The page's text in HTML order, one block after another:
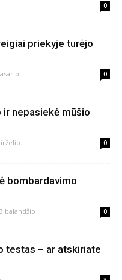
0
priekyje turėjo
0
nepasiekė mūšio
0
bombardavimo
balandžio 0
testas – ar atskiriate